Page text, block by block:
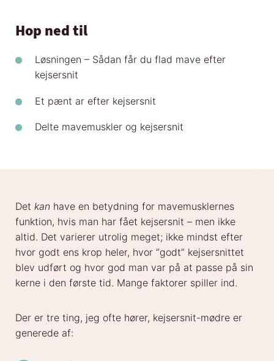
Hop ned til
Løsningen – Sådan får du flad mave efter
kejsersnit
Et pænt ar efter kejsersnit
Delte mavemuskler og kejsersnit
Det kan have en betydning for mavemusklernes
funktion, hvis man har fået kejsersnit – men ikke
altid. Det varierer utrolig meget; ikke mindst efter
hvor godt ens krop heler, hvor “godt” kejsersnittet
blev udført og hvor god man var på at passe på sin
kerne i den første tid. Mange faktorer spiller ind.
Der er tre ting, jeg ofte hører, kejsersnit-mødre er
generede af: